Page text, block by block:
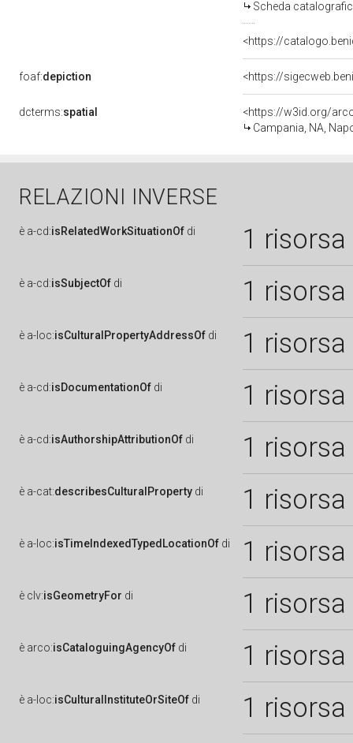
Scheda
<https://
foaf:depiction <https://
dcterms:spatial
<https://w3id.org/
Campania, NA,
RELAZIONI INVERSE
è a-cd:isRelatedWorkSituationOf di 1 risorsa
è a-cd:isSubjectOf di 1 risorsa
è a-loc:isCulturalPropertyAddressOf di 1 risorsa
è a-cd:isDocumentationOf di 1 risorsa
è a-cd:isAuthorshipAttributionOf di 1 risorsa
è a-cat:describesCulturalProperty di 1 risorsa
è a-loc:isTimeIndexedTypedLocationOf di 1 risorsa
è clv:isGeometryFor di 1 risorsa
è arco:isCataloguingAgencyOf di 1 risorsa
è a-loc:isCulturalInstituteOrSiteOf di 1 risorsa